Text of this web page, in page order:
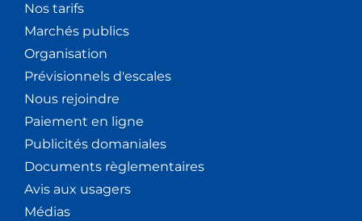
Nos tarifs
Marchés publics
Organisation
Prévisionnels d'escales
Nous rejoindre
Paiement en ligne
Publicités domaniales
Documents règlementaires
Avis aux usagers
Médias